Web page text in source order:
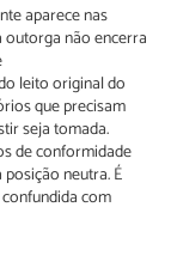
aparece nas
outorga não encerra
leito original do
que precisam
seja tomada.
de conformidade
neutra. É
com